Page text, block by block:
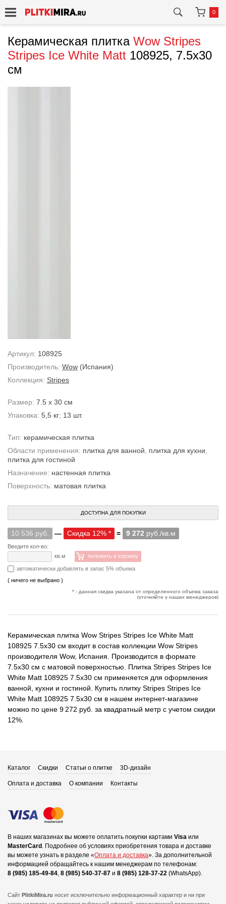
0
Керамическая плитка Wow Stripes
Stripes Ice White Matt 108925, 7.5x30
см
Артикул: 108925
Производитель: Wow (Испания)
Коллекция: Stripes
Размер: 7.5 x 30 см
Упаковка: 5,5 кг; 13 шт.
Тип: керамическая плитка
Области применения: плитка для ванной плитка для кухни
плитка для гостиной
Назначение: настенная плитка
Поверхность: матовая плитка
ДОСТУПНА ДЛЯ ПОКУПКИ
10 536 руб. — Скидка 12% * = 9 272 руб./кв.м
Введите кол-во:
кв.м
положить в корзину
автоматически добавлять в запас 5% объема
( ничего не выбрано )
* - данная скидка указана от определенного объема заказа
(уточняйте у наших менеджеров)
Керамическая плитка Wow Stripes Stripes Ice White Matt
108925 7.5x30 см входит в состав коллекции Wow Stripes
производителя Wow, Испания. Производится в формате
7.5x30 см с матовой поверхностью. Плитка Stripes Stripes Ice
White Matt 108925 7.5x30 см применяется для оформления
ванной, кухни и гостиной. Купить плитку Stripes Stripes Ice
White Matt 108925 7.5x30 см в нашем интернет-магазине
можно по цене 9 272 руб. за квадратный метр с учетом скидки
12%.
Каталог Скидки Статьи о плитке 3D-дизайн
Оплата и доставка О компании Контакты
В наших магазинах вы можете оплатить покупки картами Visa или
MasterCard . Подробнее об условиях приобретения товара и доставке
вы можете узнать в разделе «Оплата и доставка». За дополнительной
информацией обращайтесь к нашим менеджерам по телефонам:
8 (985) 185-49-84, 8 (985) 540-37-87 и 8 (985) 128-37-22 (WhatsApp).
Сайт PlitkiMira.ru носит исключительно информационный характер и ни при